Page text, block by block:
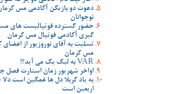
دعوت دو بازیکن آکادمی مس
نوجوانان
حضور گسترده فوتبالیست های
گیری آکادمی فوتبال مس کرمان
تسلیت به آقای نوروزپور از
مس کرمان
VAR به لیگ یک می آید؟!
اواخر شهریور زمان استارت
به یاد کربلا دل ها غمگین است
اربعین است